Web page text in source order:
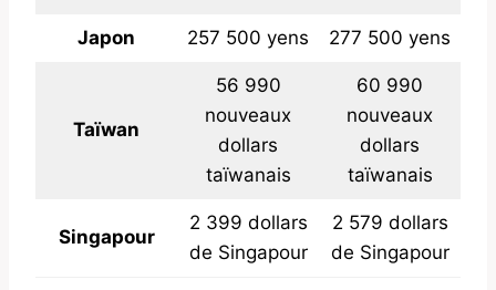
Japon 257 500 yens 277 500 yens
Taïwan
56 990
nouveaux
dollars
taïwanais
60 990
nouveaux
dollars
taïwanais
Singapour
2 399 dollars
de Singapour
2 579 dollars
de Singapour